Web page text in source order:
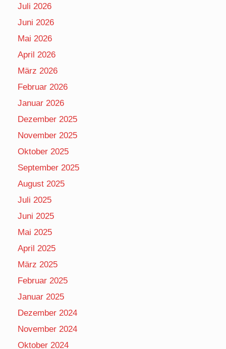
Juli 2026
Juni 2026
Mai 2026
April 2026
März 2026
Februar 2026
Januar 2026
Dezember 2025
November 2025
Oktober 2025
September 2025
August 2025
Juli 2025
Juni 2025
Mai 2025
April 2025
März 2025
Februar 2025
Januar 2025
Dezember 2024
November 2024
Oktober 2024